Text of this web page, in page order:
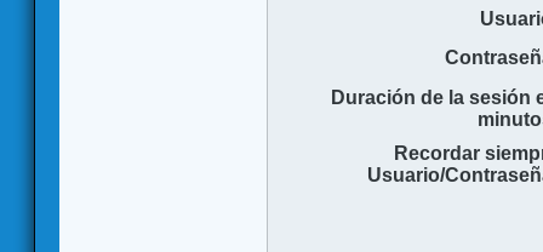
Duración de la sesión
Recordar
Usuario/